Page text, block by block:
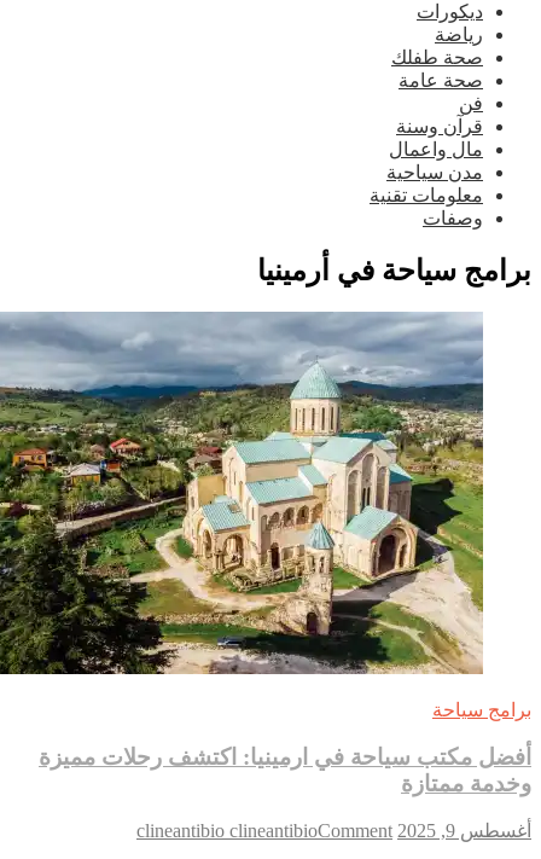
ديكورات
رياضة
صحة طفلك
صحة عامة
فن
قرآن وسنة
مال واعمال
مدن سياحية
معلومات تقنية
وصفات
سياحة في أرمينيا
سياحة
مكتب سياحة في ارمينيا: اكتشف رحلات مميزة
ممتازة
9, 2025
clineantibio clineantibioComment
on